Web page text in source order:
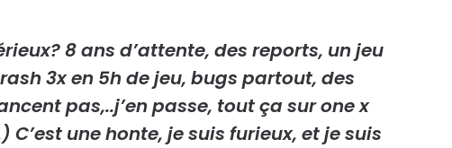
8 ans d’attente, des reports, un jeu
3x en 5h de jeu, bugs partout, des
pas,..j’en passe, tout ça sur one x
une honte, je suis furieux, et je suis